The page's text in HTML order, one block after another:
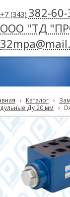
+7 (343) 382-
ООО "ТД
› Каталог ›
Ду 20 мм
›